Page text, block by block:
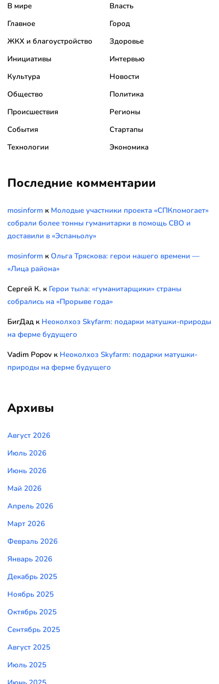
В мире
Власть
Главное
Город
ЖКХ и благоустройство
Здоровье
Инициативы
Интервью
Культура
Новости
Общество
Политика
Происшествия
Регионы
События
Стартапы
Технологии
Экономика
Последние комментарии
mosinform к Молодые участники проекта «СПКпомогает»
собрали более тонны гуманитарки в помощь СВО и
доставили в «Эспаньолу»
mosinform к Ольга Тряскова: герои нашего времени —
«Лица района»
Сергей К. к Герои тыла: «гуманитарщики» страны
собрались на «Прорыве года»
БигДад к Неоколхоз Skyfarm: подарки матушки-природы
на ферме будущего
Vadim Popov к Неоколхоз Skyfarm: подарки матушки-
природы на ферме будущего
Архивы
Август 2026
Июль 2026
Июнь 2026
Май 2026
Апрель 2026
Март 2026
Февраль 2026
Январь 2026
Декабрь 2025
Ноябрь 2025
Октябрь 2025
Сентябрь 2025
Август 2025
Июль 2025